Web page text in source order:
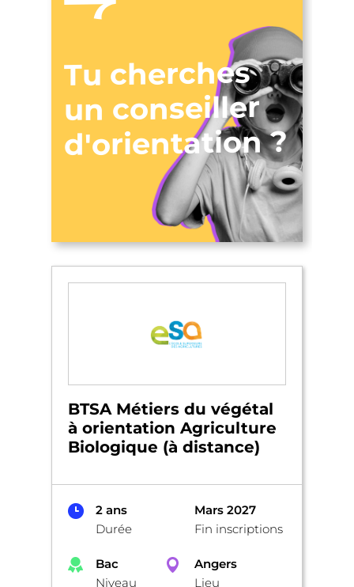
Tu cherches
un conseiller
d'orientation ?
BTSA Métiers du végétal
à orientation Agriculture
Biologique (à distance)
2 ans
Durée
Mars 2027
Fin inscriptions
Bac
Niveau
Angers
Lieu